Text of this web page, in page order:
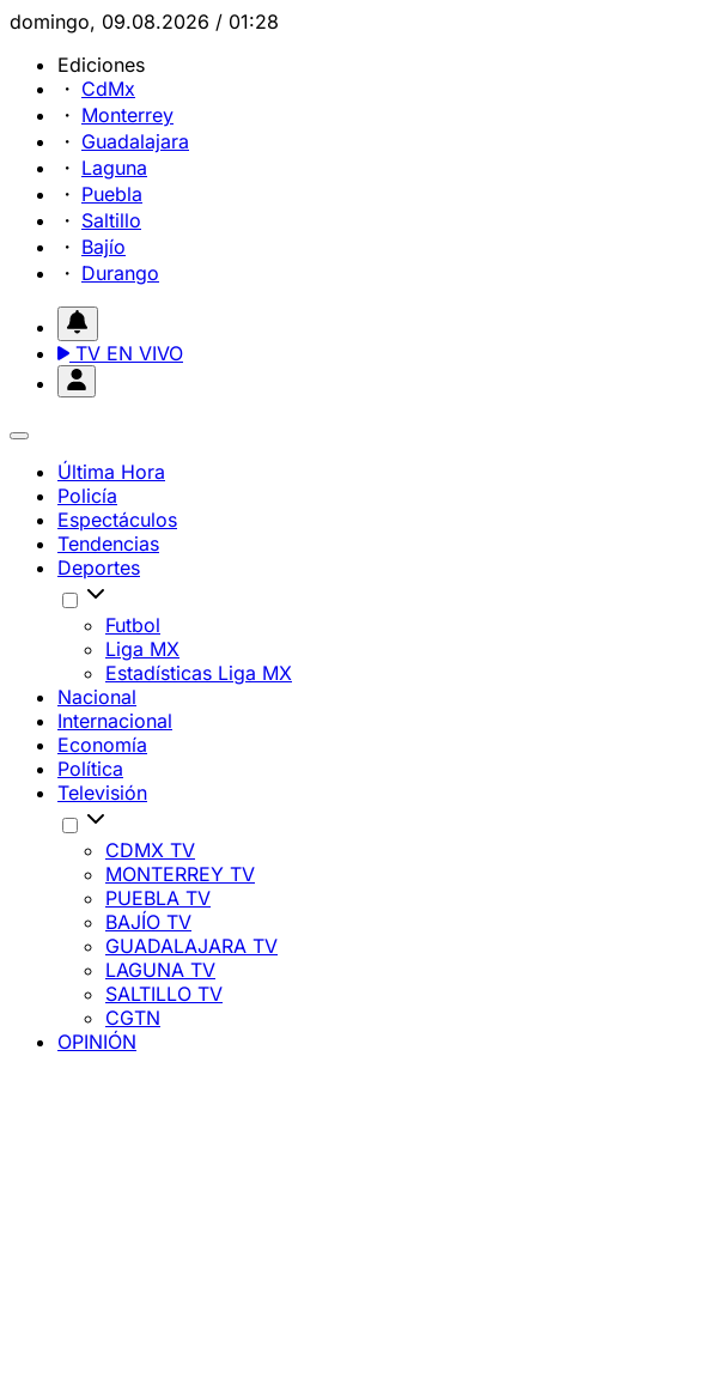
domingo, 09.08.2026 / 01:28
Ediciones
CdMx
Monterrey
Guadalajara
Laguna
Puebla
Saltillo
Bajío
Durango
TV EN VIVO
Última Hora
Policía
Espectáculos
Tendencias
Deportes
Futbol
Liga MX
Estadísticas Liga MX
Nacional
Internacional
Economía
Política
Televisión
CDMX TV
MONTERREY TV
PUEBLA TV
BAJÍO TV
GUADALAJARA TV
LAGUNA TV
SALTILLO TV
CGTN
OPINIÓN